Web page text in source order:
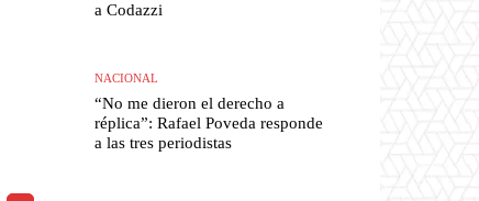
a Codazzi
NACIONAL
“No me dieron el derecho a
réplica”: Rafael Poveda responde
a las tres periodistas